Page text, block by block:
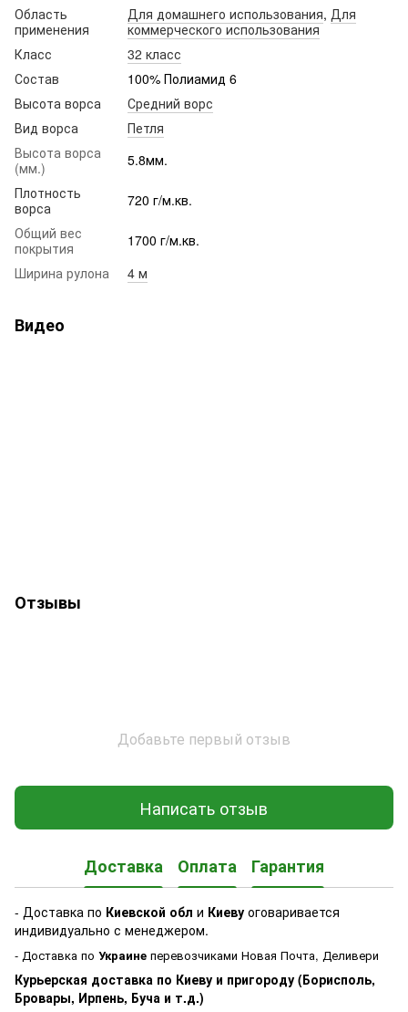
Область
применения
Для домашнего использования, Для
коммерческого использования
Класс
32 класс
Состав
100% Полиамид 6
Высота ворса
Средний ворс
Вид ворса
Петля
Высота ворса
(мм.)
5.8мм.
Плотность
ворса
720 г/м.кв.
Общий вес
покрытия
1700 г/м.кв.
Ширина рулона
4 м
Видео
Отзывы
Добавьте первый отзыв
Написать отзыв
Доставка Оплата Гарантия
- Доставка по Киевской обл и Киеву оговаривается
индивидуально с менеджером.
- Доставка по Украине перевозчиками Новая Почта, Деливери
Курьерская доставка по Киеву и пригороду (Борисполь,
Бровары, Ирпень, Буча и т.д.)